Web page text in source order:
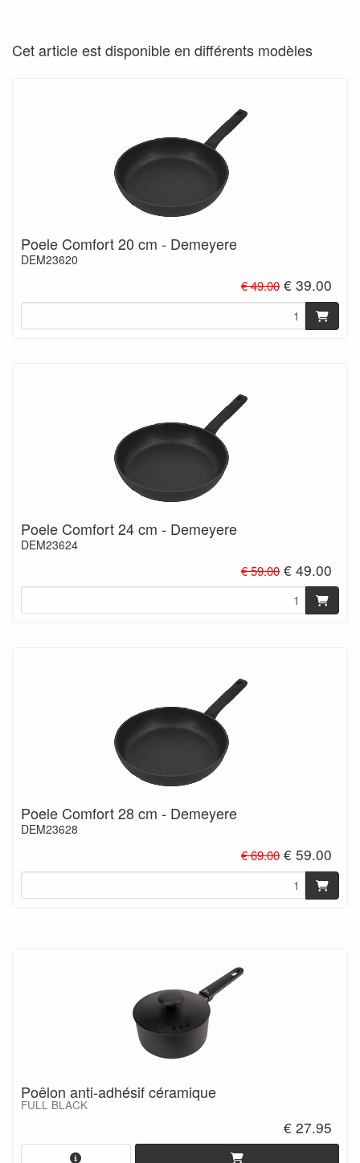
Cet article est disponible en différents modèles
Poele Comfort 20 cm - Demeyere
DEM23620
€ 49.00€ 39.00
Poele Comfort 24 cm - Demeyere
DEM23624
€ 59.00€ 49.00
Poele Comfort 28 cm - Demeyere
DEM23628
€ 69.00€ 59.00
Poêlon anti-adhésif céramique
FULL BLACK
€ 27.95